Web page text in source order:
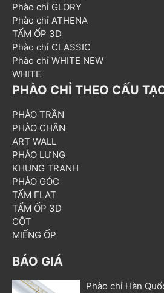
Phào chỉ GLORY
Phào chỉ ATHENA
TẤM ỐP 3D
Phào chỉ CLASSIC
Phào chỉ WHITE NEW
WHITE
PHÀO CHỈ THEO CẤU
PHÀO TRẦN
PHÀO CHÂN
ART WALL
PHÀO LƯNG
KHUNG TRANH
PHÀO GÓC
TẤM FLAT
TẤM ỐP 3D
CỘT
MIẾNG ỐP
BÁO GIÁ
Phào chỉ Hàn